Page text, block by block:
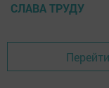
СЛАВА ТРУДУ